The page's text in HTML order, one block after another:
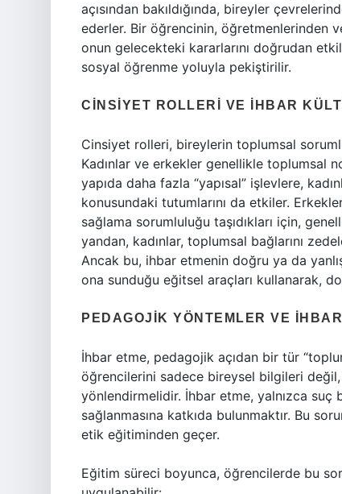
açısından bakıldığında, bireyler
ederler. Bir öğrencinin, öğretmenlerinden
onun gelecekteki kararlarını doğrudan
sosyal öğrenme yoluyla pekiştirilir.
CINSIYET ROLLERI VE İHBAR
Cinsiyet rolleri, bireylerin toplumsal
Kadınlar ve erkekler genellikle toplumsal
yapıda daha fazla “yapısal” işlevlere,
konusundaki tutumlarını da etkiler.
sağlama sorumluluğu taşıdıkları için,
yandan, kadınlar, toplumsal bağlarını
Ancak bu, ihbar etmenin doğru ya da
ona sunduğu eğitsel araçları kullanarak,
PEDAGOJIK YÖNTEMLER VE
İhbar etme, pedagojik açıdan bir tür
öğrencilerini sadece bireysel bilgileri
yönlendirmelidir. İhbar etme, yalnızca
sağlanmasına katkıda bulunmaktır. Bu
etik eğitiminden geçer.
Eğitim süreci boyunca, öğrencilerde bu